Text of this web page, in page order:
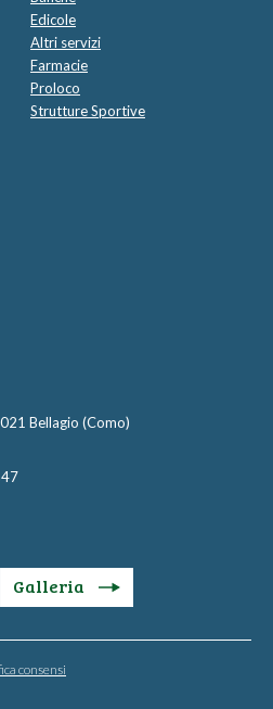
Edicole
Altri servizi
Farmacie
Proloco
Strutture Sportive
Bellagio (Como)
Galleria
consensi